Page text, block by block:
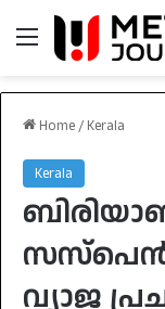
Menu
Home / Kerala
Kerala
വ്യാജ